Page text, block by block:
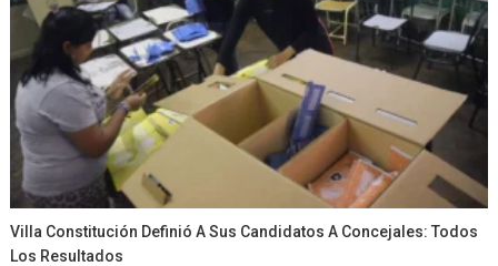
Villa Constitución Definió A Sus Candidatos A Concejales: Todos
Los Resultados